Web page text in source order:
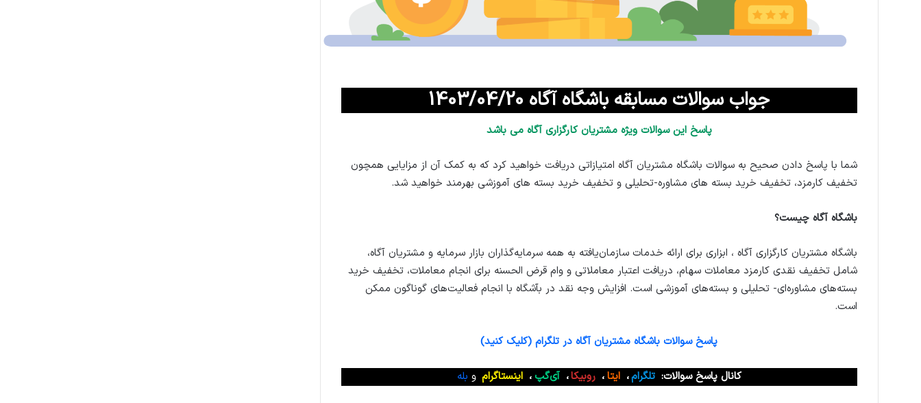
جواب سوالات مسابقه باشگاه آگاه 1403/04/20
پاسخ این سوالات ویژه مشتریان کارگزاری آگاه می باشد
شما با پاسخ دادن صحیح به سوالات باشگاه مشتریان آگاه امتیازاتی دریافت خواهید کرد که به کمک آن از مزایایی همچون
تخفیف کارمزد، تخفیف خرید بسته های مشاوره-تحلیلی و تخفیف خرید بسته های آموزشی بهرمند خواهید شد.
باشگاه آگاه چیست؟
باشگاه مشتریان کارگزاری آگاه ، ابزاری برای ارائه خدمات سازمان‌یافته به همه سرمایه‌گذاران بازار سرمایه و مشتریان آگاه،
شامل تخفیف نقدی کارمزد معاملات سهام، دریافت اعتبار معاملاتی و وام قرض الحسنه برای انجام معاملات، تخفیف خرید
بسته‌های مشاوره‌ای- تحلیلی و بسته‌های آموزشی است. افزایش وجه نقد در بآشگاه با انجام فعالیت‌های گوناگون ممکن
است.
پاسخ سوالات باشگاه مشتریان آگاه در تلگرام (کلیک کنید)
کانال پاسخ سوالات: تلگرام، ایتا، روبیکا، آی‌گپ، اینستاگرام و بله